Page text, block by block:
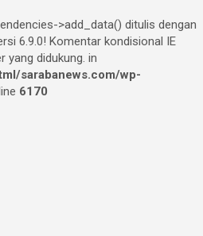
>add_data() ditulis dengan
6.9.0! Komentar kondisional IE
yang didukung. in
sarabanews.com/wp-
6170